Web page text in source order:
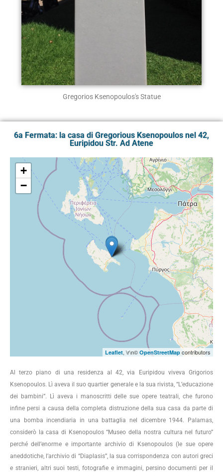
Gregorios Ksenopoulos's Statue
6a Fermata: la casa di Gregorious Ksenopoulos nel 42,
Euripidou Str. Ad Atene
+
−
Leaflet, \r\n© OpenStreetMap contributors
Al terzo piano di una residenza al 42, via Euripidou viveva Grigorios
Ksenopoulos. Lì aveva il suo quartier generale e la sua rivista, “L’educazione
dei bambini”. Lì aveva i manoscritti delle sue opere teatrali, che furono
infine persi a causa della completa distruzione della sua casa da parte di
una bomba incendiaria in una battaglia nel dicembre 1944. Palamas,
considerò la casa di Ksenopoulos “Museo della nostra cultura nel futuro”
perché dell’enorme e importante archivio di Ksenopoulos (le sue opere
aneddotiche, l’archivio di “Diaplasis”, la sua corrispondenza con autori greci
e stranieri, altri suoi testi, fotografie e immagini, persino documenti per il